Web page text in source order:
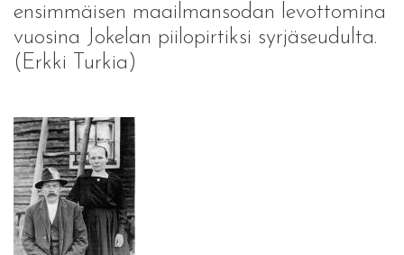
ensimmäisen maailmansodan levottomina
vuosina Jokelan piilopirtiksi syrjäseudulta.
(Erkki Turkia)